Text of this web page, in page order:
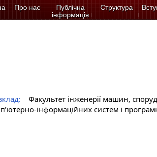
Про нас
Публічна
інформація
Структура
Факультет інженерії машин,
інформаційних систем і